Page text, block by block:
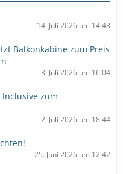
14. Juli 2026 um 14:48
Balkonkabine zum Preis
3. Juli 2026 um 16:04
zum
2. Juli 2026 um 18:44
25. Juni 2026 um 12:42